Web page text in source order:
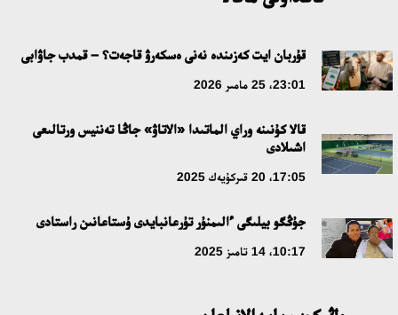
قۇربان ايت كەزىندە نەنى ەسكەرۋ قاجەت؟ – قمدب جاۋابى
23:01، 25 مامىر 2026
قالا كۇنىنە وراي الماتىدا «الاتاۋ» جاڭا تەننيس ورتالىعى
اشىلادى
17:05، 20 قىركۇيەك 2025
جۇڭگو بيلىگى ءالىمنۇر تۇرعانبايدى ۇستاعانىن راستادى
10:17، 14 تامىز 2025